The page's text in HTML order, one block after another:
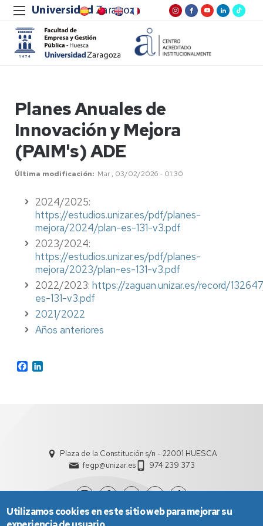
Planes Anuales de
Innovación y Mejora
(PAIM's) ADE
Última modificación Mar , 03/02/2026 - 01:30
2024/2025:
https://estudios.unizar.es/pdf/planes-
mejora/2024/plan-es-131-v3.pdf
2023/2024:
https://estudios.unizar.es/pdf/planes-
mejora/2023/plan-es-131-v3.pdf
2022/2023: https://zaguan.unizar.es/record/
es-131-v3.pdf
2021/2022
Años anteriores
Facebook
Plaza de la Constitución s/n - 22001 HUESCA
fegp@unizar.es
974 239 373
Utilizamos cookies en este sitio web para mejorar su